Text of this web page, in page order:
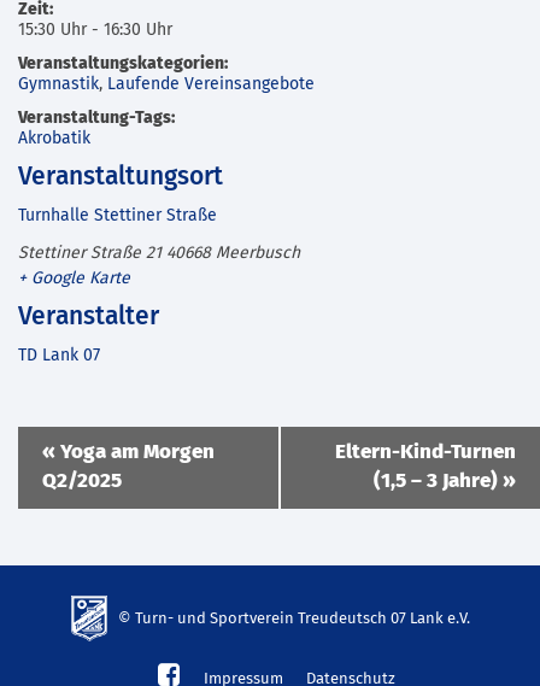
Zeit:
15:30 Uhr - 16:30 Uhr
Veranstaltungskategorien:
Gymnastik, Laufende Vereinsangebote
Veranstaltung-Tags:
Akrobatik
Veranstaltungsort
Turnhalle Stettiner Straße
Stettiner Straße 21 40668 Meerbusch
+ Google Karte
Veranstalter
TD Lank 07
Navigation
« Yoga am Morgen
Q2/2025
Eltern-Kind-Turnen
(1,5 – 3 Jahre) »
© Turn- und Sportverein Treudeutsch 07 Lank e.V.
Impressum Datenschutz